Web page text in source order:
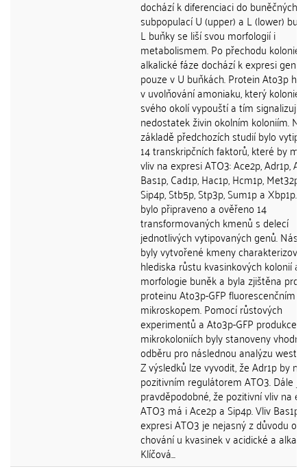
dochází k diferenciaci do buněčných
subpopulací U (upper) a L (lower)
L buňky se liší svou morfologií i
metabolismem. Po přechodu kolonie
alkalické fáze dochází k expresi genu
pouze v U buňkách. Protein Ato3p
v uvolňování amoniaku, který kolonie
svého okolí vypouští a tím signalizují
nedostatek živin okolním koloniím. Na
základě předchozích studií bylo
14 transkripčních faktorů, které by
vliv na expresi ATO3: Ace2p, Adr1p,
Bas1p, Cad1p, Hac1p, Hcm1p, Met32p,
Sip4p, Stb5p, Stp3p, Sum1p a Xbp1p.
bylo připraveno a ověřeno 14
transformovaných kmenů s delecí
jednotlivých vytipovaných genů.
byly vytvořené kmeny
hlediska růstu kvasinkových kolonií a
morfologie buněk a byla zjištěna
proteinu Ato3p-GFP fluorescenčním
mikroskopem. Pomocí růstových
experimentů a Ato3p-GFP produkce v
mikrokoloniích byly stanoveny
odběru pro následnou analýzu
Z výsledků lze vyvodit, že Adr1p by
pozitivním regulátorem ATO3. Dále je
pravděpodobné, že pozitivní vliv na
ATO3 má i Ace2p a Sip4p. Vliv Bas1p
expresi ATO3 je nejasný z důvodu
chování u kvasinek v acidické a
Klíčová...